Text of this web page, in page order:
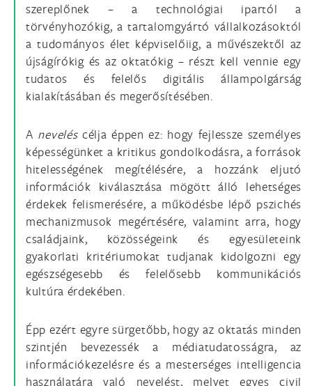
szereplőnek – a technológiai ipartól a
törvényhozókig, a tartalomgyártó vállalkozásoktól
a tudományos élet képviselőiig, a művészektől az
újságírókig és az oktatókig – részt kell vennie egy
tudatos és felelős digitális állampolgárság
kialakításában és megerősítésében.
A neveléscélja éppen ez: hogy fejlessze személyes
képességünket a kritikus gondolkodásra, a források
hitelességének megítélésére, a hozzánk eljutó
információk kiválasztása mögött álló lehetséges
érdekek felismerésére, a működésbe lépő pszichés
mechanizmusok megértésére, valamint arra, hogy
családjaink, közösségeink és egyesületeink
gyakorlati kritériumokat tudjanak kidolgozni egy
egészségesebb és felelősebb kommunikációs
kultúra érdekében.
Épp ezért egyre sürgetőbb, hogy az oktatás minden
szintjén bevezessék a médiatudatosságra, az
információkezelésre és a mesterséges intelligencia
használatára való nevelést, melyet egyes civil